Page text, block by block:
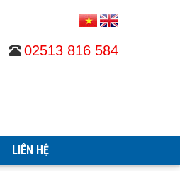
02513 816 584
LIÊN HỆ